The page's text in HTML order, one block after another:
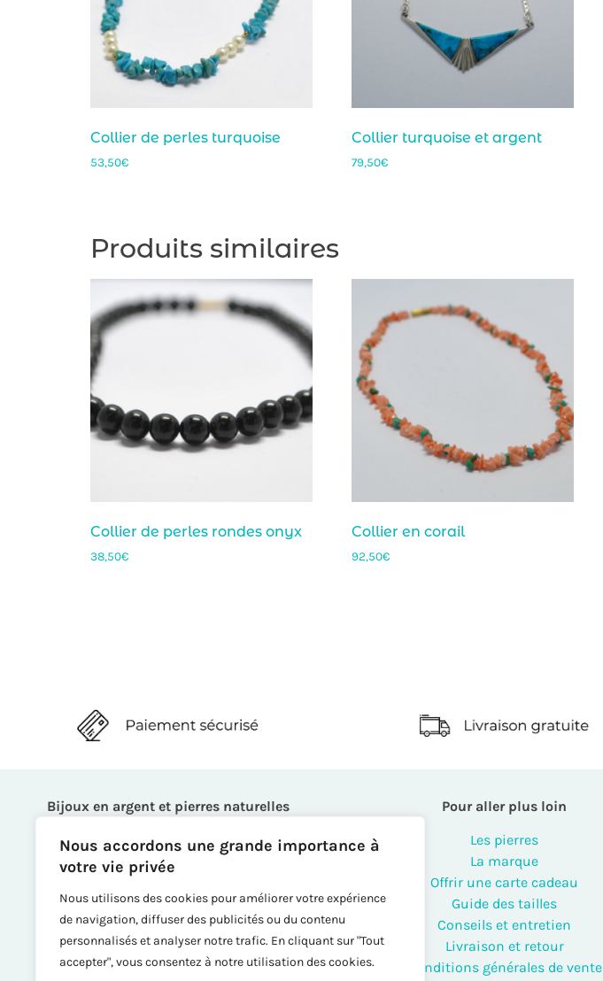
Nous accordons une grande importance à
votre vie privée
Nous utilisons des cookies pour améliorer votre expérience
de navigation, diffuser des publicités ou du contenu
personnalisés et analyser notre trafic. En cliquant sur "Tout
accepter", vous consentez à notre utilisation des cookies.
Collier de perles turquoise
53,50€
Collier turquoise et argent
79,50€
Produits similaires
Collier de perles rondes onyx
38,50€
Collier en corail
92,50€
Bijoux en argent et pierres naturelles
Bagues
Boucles d’oreille
Broches
Colliers
Chaînes de cheville
Créations
Pour aller plus loin
Les pierres
La marque
Offrir une carte cadeau
Guide des tailles
Conseils et entretien
Livraison et retour
Conditions générales de vente